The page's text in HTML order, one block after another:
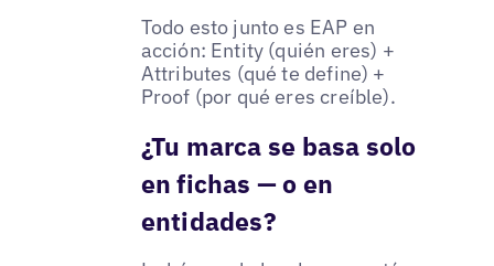
Todo esto junto es EAP en
acción: Entity (quién eres) +
Attributes (qué te define) +
Proof (por qué eres creíble).
¿Tu marca se basa solo
en fichas — o en
entidades?